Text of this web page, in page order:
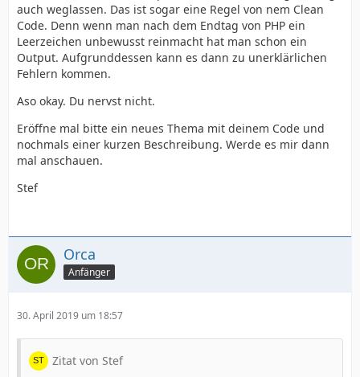
auch weglassen. Das ist sogar eine Regel von nem Clean
Code. Denn wenn man nach dem Endtag von PHP ein
Leerzeichen unbewusst reinmacht hat man schon ein
Output. Aufgrunddessen kann es dann zu unerklärlichen
Fehlern kommen.
Aso okay. Du nervst nicht.
Eröffne mal bitte ein neues Thema mit deinem Code und
nochmals einer kurzen Beschreibung. Werde es mir dann
mal anschauen.
Stef
Orca
Anfänger
30. April 2019 um 18:57
Zitat von Stef